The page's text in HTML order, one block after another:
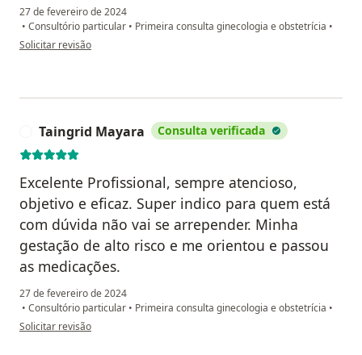
27 de fevereiro de 2024
• Consultório particular • Primeira consulta ginecologia e obstetrícia •
na opinião do utilizador Milena Valezin
Solicitar revisão
Taingrid Mayara Consulta verificada
Excelente Profissional, sempre atencioso,
objetivo e eficaz. Super indico para quem está
com dúvida não vai se arrepender. Minha
gestação de alto risco e me orientou e passou
as medicações.
27 de fevereiro de 2024
• Consultório particular • Primeira consulta ginecologia e obstetrícia •
na opinião do utilizador Taingrid Mayara
Solicitar revisão